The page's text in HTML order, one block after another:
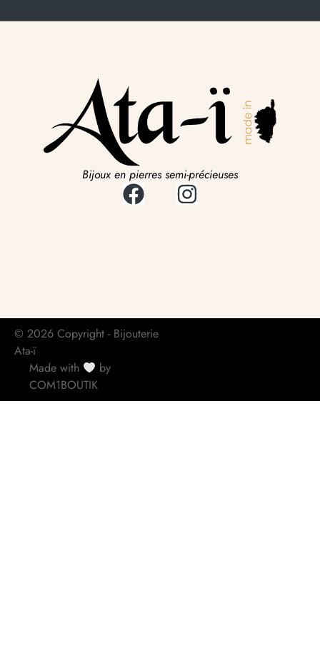
Bijoux en pierres semi-précieuses
© 2026 Copyright - Bijouterie
Ata-ï
Made with
by
COM1BOUTIK